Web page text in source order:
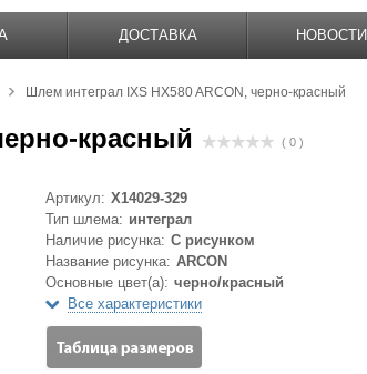
ДОСТАВКА НОВОСТИ
Шлем интеграл IXS HX580 ARCON, черно-красный
красный ( 0 )
Артикул: X14029-329
Тип шлема: интеграл
Наличие рисунка: С рисунком
Название рисунка: ARCON
Основные цвет(а): черно/красный
Все характеристики